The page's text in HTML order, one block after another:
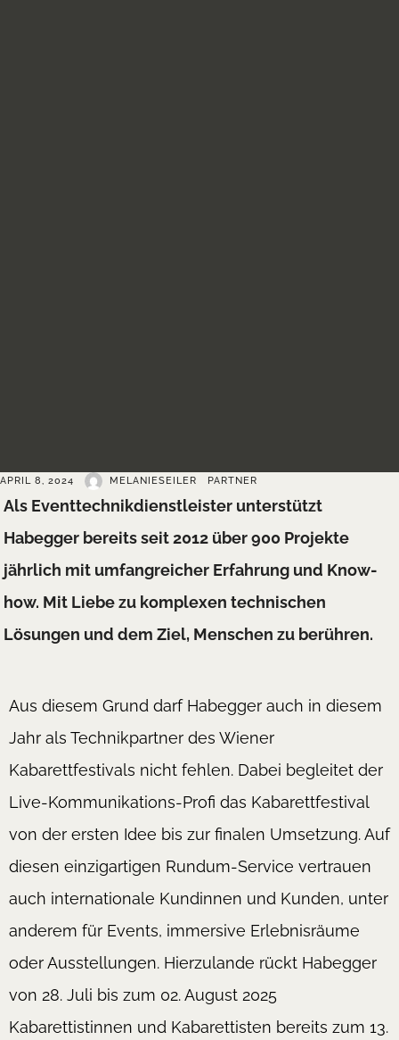
APRIL 8, 2024 MELANIESEILER PARTNER
Als Eventtechnikdienstleister unterstützt
Habegger bereits seit 2012 über 900 Projekte
jährlich mit umfangreicher Erfahrung und Know-
how. Mit Liebe zu komplexen technischen
Lösungen und dem Ziel, Menschen zu berühren.
Aus diesem Grund darf Habegger auch in diesem
Jahr als Technikpartner des Wiener
Kabarettfestivals nicht fehlen. Dabei begleitet der
Live-Kommunikations-Profi das Kabarettfestival
von der ersten Idee bis zur finalen Umsetzung. Auf
diesen einzigartigen Rundum-Service vertrauen
auch internationale Kundinnen und Kunden, unter
anderem für Events, immersive Erlebnisräume
oder Ausstellungen. Hierzulande rückt Habegger
von 28. Juli bis zum 02. August 2025
Kabarettistinnen und Kabarettisten bereits zum 13.